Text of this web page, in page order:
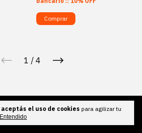
aceptás el uso de cookies para agilizar tu
Entendido
Comprar
1 / 4